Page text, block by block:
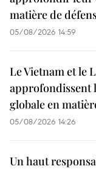
matière de
05/08/2026 14:59
Le Vietnam et le
approfondissent
globale en
05/08/2026 14:26
Un haut